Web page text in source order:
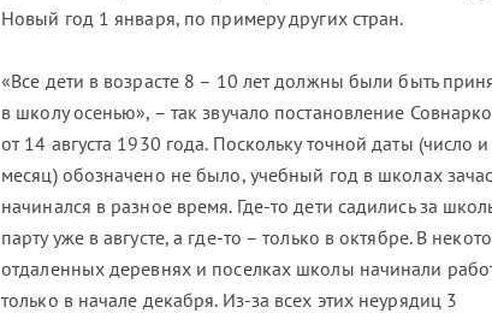
Новый год 1 января, по примеру других стран.
«Все дети в возрасте 8 – 10 лет должны были быть
в школу осенью», – так звучало постановление
от 14 августа 1930 года. Поскольку точной даты (число и
месяц) обозначено не было, учебный год в школах
начинался в разное время. Где-то дети садились за
парту уже в августе, а где-то – только в октябре. В
отдаленных деревнях и поселках школы начинали
только в начале декабря. Из-за всех этих неурядиц 3